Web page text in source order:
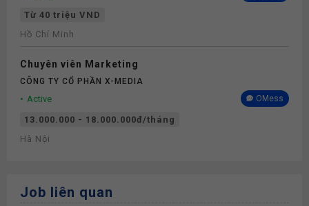
Từ 40 triệu VND
Hồ Chí Minh
Chuyên viên Marketing
CÔNG TY CỔ PHẦN X-MEDIA
Active OMess
13.000.000 - 18.000.000đ/tháng
Hà Nội
Job liên quan